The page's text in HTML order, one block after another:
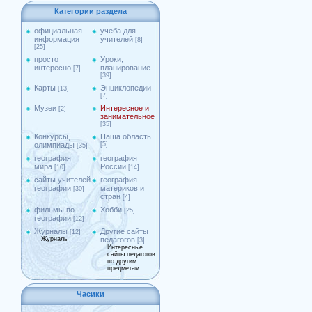
Категории раздела
официальная
информация
[25]
учеба для
учителей [8]
просто
интересно [7]
Уроки,
планирование
[39]
Карты [13] Энциклопедии
[7]
Музеи [2]
Интересное и
занимательное
[35]
Конкурсы,
олимпиады [35]
Наша область
[5]
география
мира [10]
география
России [14]
сайты учителей
географии [30]
география
материков и
стран [4]
фильмы по
географии [12]
Хобби [25]
Журналы [12]
Журналы
Другие сайты
педагогов [3]
Интересные
сайты педагогов
по другим
предметам
Часики